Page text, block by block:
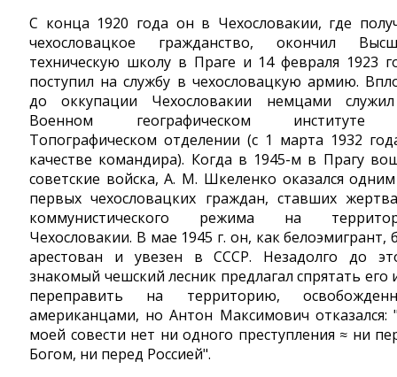
С конца 1920 года он в Чехословакии, где
чехословацкое гражданство, окончил
техническую школу в Праге и 14 февраля 1923
поступил на службу в чехословацкую армию.
до оккупации Чехословакии немцами
Военном географическом
Топографическом отделении (с 1 марта 1932
качестве командира). Когда в 1945-м в Прагу
советские войска, А. М. Шкеленко оказался
первых чехословацких граждан, ставших
коммунистического режима на
Чехословакии. В мае 1945 г. он, как белоэмигрант,
арестован и увезен в СССР. Незадолго до
знакомый чешский лесник предлагал спрятать его
переправить на территорию,
американцами, но Антон Максимович отказался:
моей совести нет ни одного преступления ≈ ни
Богом, ни перед Россией".